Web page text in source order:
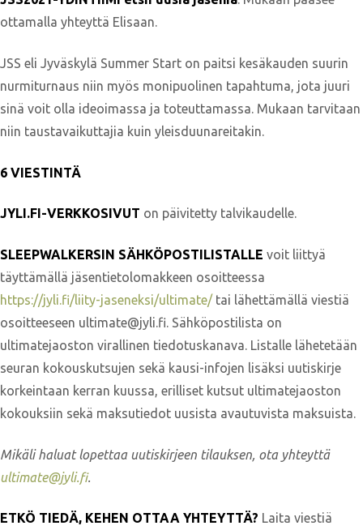
ottamalla yhteyttä Elisaan.
JSS eli Jyväskylä Summer Start on paitsi kesäkauden suurin
nurmiturnaus niin myös monipuolinen tapahtuma, jota juuri
sinä voit olla ideoimassa ja toteuttamassa. Mukaan tarvitaan
niin taustavaikuttajia kuin yleisduunareitakin.
6 VIESTINTÄ
JYLI.FI-VERKKOSIVUT on päivitetty talvikaudelle.
SLEEPWALKERSIN SÄHKÖPOSTILISTALLE voit liittyä
täyttämällä jäsentietolomakkeen osoitteessa
https://jyli.fi/liity-jaseneksi/ultimate/tai lähettämällä viestiä
osoitteeseen ultimate@jyli.fi. Sähköpostilista on
ultimatejaoston virallinen tiedotuskanava. Listalle lähetetään
seuran kokouskutsujen sekä kausi-infojen lisäksi uutiskirje
korkeintaan kerran kuussa, erilliset kutsut ultimatejaoston
kokouksiin sekä maksutiedot uusista avautuvista maksuista.
Mikäli haluat lopettaa uutiskirjeen tilauksen, ota yhteyttä
ultimate@jyli.fi.
ETKÖ TIEDÄ, KEHEN OTTAA YHTEYTTÄ? Laita viestiä